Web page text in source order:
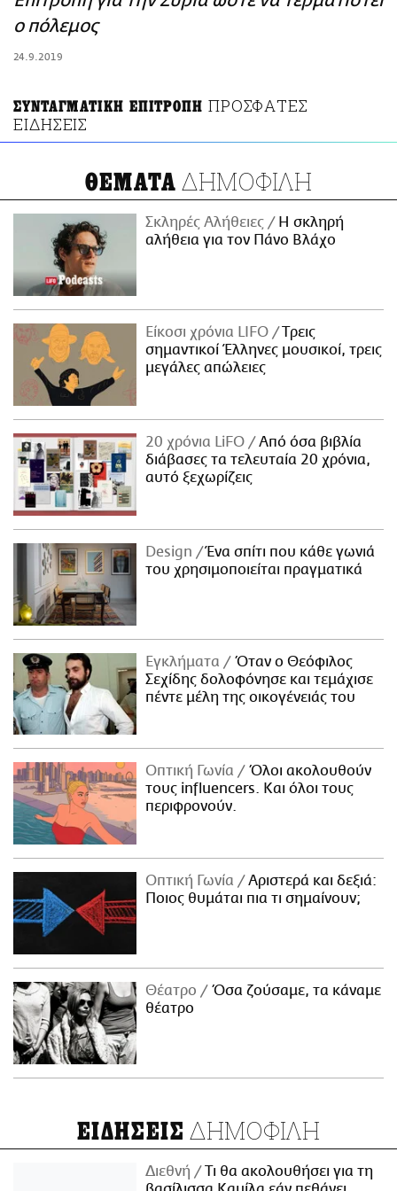
ΑΜΠΑ
ο πόλεμος
24.9.2019
ΣΥΝΤΑΓΜΑΤΙΚΗ ΕΠΙΤΡΟΠΗ ΠΡΟΣΦΑΤΕΣ
ΕΙΔΗΣΕΙΣ
ΘΕΜΑΤΑ ΔΗΜΟΦΙΛΗ
Σκληρές Αλήθειες
H σκληρή
αλήθεια για τον Πάνο Βλάχο
Είκοσι χρόνια LIFO
Tρεις
σημαντικοί Έλληνες μουσικοί, τρεις
μεγάλες απώλειες
20 χρόνια LiFO
Από όσα βιβλία
διάβασες τα τελευταία 20 χρόνια,
αυτό ξεχωρίζεις
Design
Ένα σπίτι που κάθε γωνιά
του χρησιμοποιείται πραγματικά
Εγκλήματα
Όταν ο Θεόφιλος
Σεχίδης δολοφόνησε και τεμάχισε
πέντε μέλη της οικογένειάς του
Οπτική Γωνία
Όλοι ακολουθούν
τους influencers. Και όλοι τους
περιφρονούν.
Οπτική Γωνία
Αριστερά και δεξιά:
Ποιος θυμάται πια τι σημαίνουν;
Θέατρο
Όσα ζούσαμε, τα κάναμε
θέατρο
ΕΙΔΗΣΕΙΣ ΔΗΜΟΦΙΛΗ
Διεθνή
Τι θα ακολουθήσει για τη